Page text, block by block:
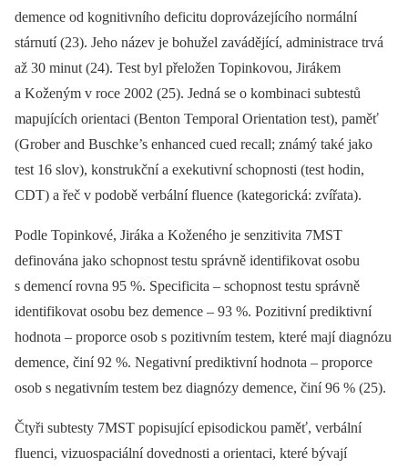
demence od kognitivního deficitu doprovázejícího normální
stárnutí (23). Jeho název je bohužel zavádějící, administrace trvá
až 30 minut (24). Test byl přeložen Topinkovou, Jirákem
a Koženým v roce 2002 (25). Jedná se o kombinaci subtestů
mapujících orientaci (Benton Temporal Orientation test), paměť
(Grober and Buschke’s enhanced cued recall; známý také jako
test 16 slov), konstrukční a exekutivní schopnosti (test hodin,
CDT) a řeč v podobě verbální fluence (kategorická: zvířata).
Podle Topinkové, Jiráka a Koženého je senzitivita 7MST
definována jako schopnost testu správně identifikovat osobu
s demencí rovna 95 %. Specificita –⁠ schopnost testu správně
identifikovat osobu bez demence –⁠ 93 %. Pozitivní prediktivní
hodnota –⁠ proporce osob s pozitivním testem, které mají diagnózu
demence, činí 92 %. Negativní prediktivní hodnota –⁠ proporce
osob s negativním testem bez diagnózy demence, činí 96 % (25).
Čtyři subtesty 7MST popisující episodickou paměť, verbální
fluenci, vizuospaciální dovednosti a orientaci, které bývají